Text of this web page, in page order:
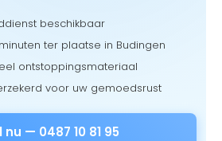
beschikbaar
ter plaatse in Budingen
ontstoppingsmateriaal
voor uw gemoedsrust
nu — 0487 10 81 95